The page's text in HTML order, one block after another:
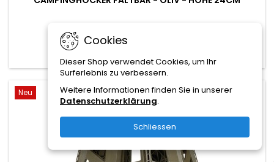
Neu
Cookies
Dieser Shop verwendet Cookies, um Ihr
Surferlebnis zu verbessern.
Weitere Informationen finden Sie in unserer
Datenschutzerklärung.
Schliessen